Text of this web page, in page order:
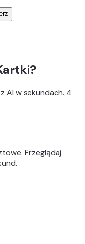
AI w sekundach. 4
Przeglądaj